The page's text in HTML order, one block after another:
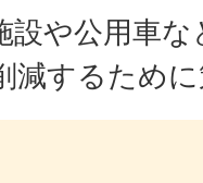
設や公用車
減するため